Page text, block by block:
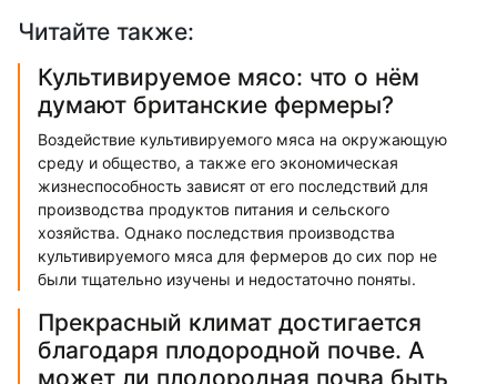
Читайте также:
Культивируемое мясо: что о нём
думают британские фермеры?
Воздействие культивируемого мяса на окружающую
среду и общество, а также его экономическая
жизнеспособность зависят от его последствий для
производства продуктов питания и сельского
хозяйства. Однако последствия производства
культивируемого мяса для фермеров до сих пор не
были тщательно изучены и недостаточно поняты.
Прекрасный климат достигается
благодаря плодородной почве. А
может ли плодородная почва быть